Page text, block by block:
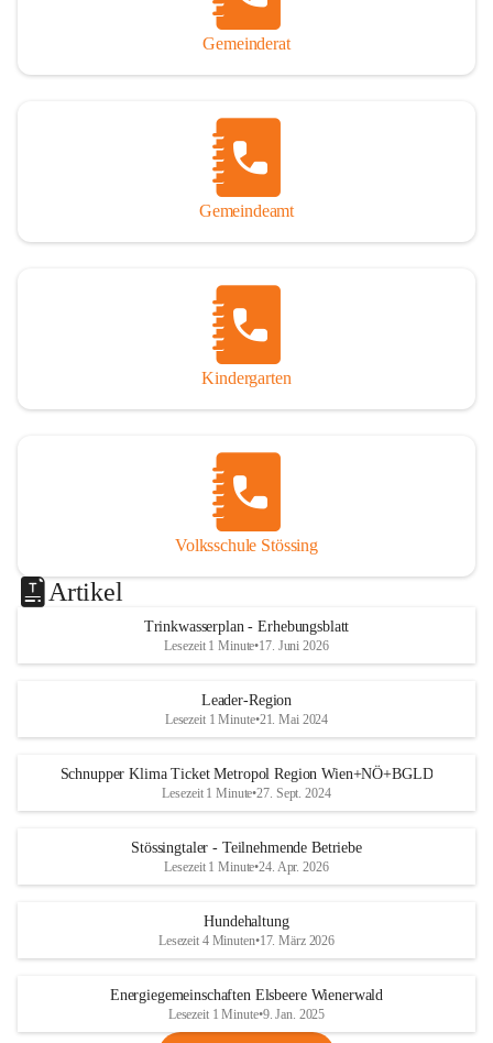
Gemeinderat
Gemeindeamt
Kindergarten
Volksschule Stössing
Artikel
Trinkwasserplan - Erhebungsblatt
Lesezeit 1 Minute•17. Juni 2026
Leader-Region
Lesezeit 1 Minute•21. Mai 2024
Schnupper Klima Ticket Metropol Region Wien+NÖ+BGLD
Lesezeit 1 Minute•27. Sept. 2024
Stössingtaler - Teilnehmende Betriebe
Lesezeit 1 Minute•24. Apr. 2026
Hundehaltung
Lesezeit 4 Minuten•17. März 2026
Energiegemeinschaften Elsbeere Wienerwald
Lesezeit 1 Minute•9. Jan. 2025